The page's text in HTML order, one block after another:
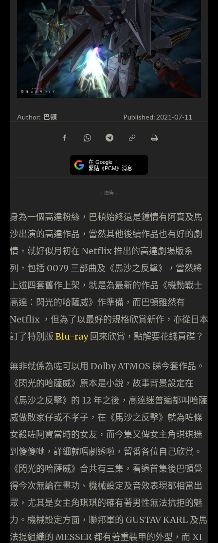
Author: 巴頓 Published: 2021-07-11
在 Google
緊貼《PCM》消息
- 廣告 -
身為一個高達粉絲，巴頓始終還是鍾情有阿寶及馬
沙出演的高達作品，當然其他後續作品也有好的劇
情，就好似月初在 Netflix 推出的高達劇場版系
列，包括 0079 三部曲及《馬沙之反擊》，當然將
上述四套舊作上架，就是為最新的作品《機動戰士
高達：閃光的哈薩威》作準備，而巴頓雖然有
Netflix ，但為了以最好的規格欣賞新作，亦從日本
訂了特別版 Blu-ray回來欣賞，點解要花錢買碟？
無非就係為咗可以用 Dolby ATMOS 睇今套作品。
《閃光的哈薩威》原本是小說，故事背景設定在
《馬沙之反擊》的 12 年之後，高達迷普遍都叫哈薩
威做敗家仔或不孝子，在《馬沙之反擊》就為咗條
女殺咗阿寶當時的女友，而今集又俾女主角琪琪迷
到傻傻哋，詳細就唔劇透啦，留番各位自己欣賞。
《閃光的哈薩威》合共有三集，看過首集後巴頓覺
得今次無論在畫功、機械設定及音效表現都相當出
眾，尤其是女主角琪琪的確有著男性無法抗拒的魅
力。機械設定方面，聯邦軍的 GUSTAV KARL 及馬
法提組織的 MESSER 都有著重裝甲的外型，而 XI